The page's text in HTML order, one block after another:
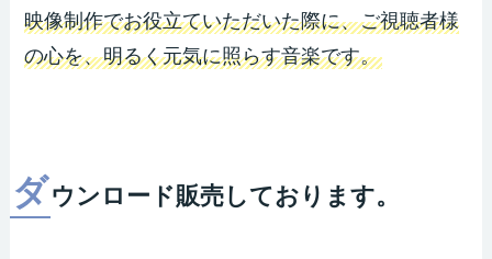
映像制作でお役立ていただいた際に、ご視聴者様
の心を、明るく元気に照らす音楽です。
ダウンロード販売しております。